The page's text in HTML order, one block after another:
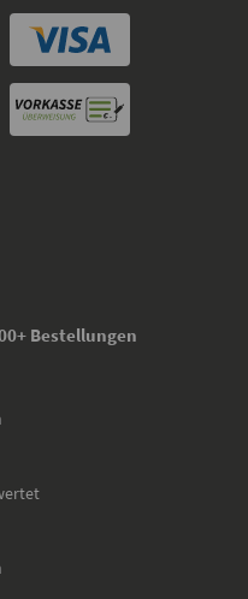
Bestellungen